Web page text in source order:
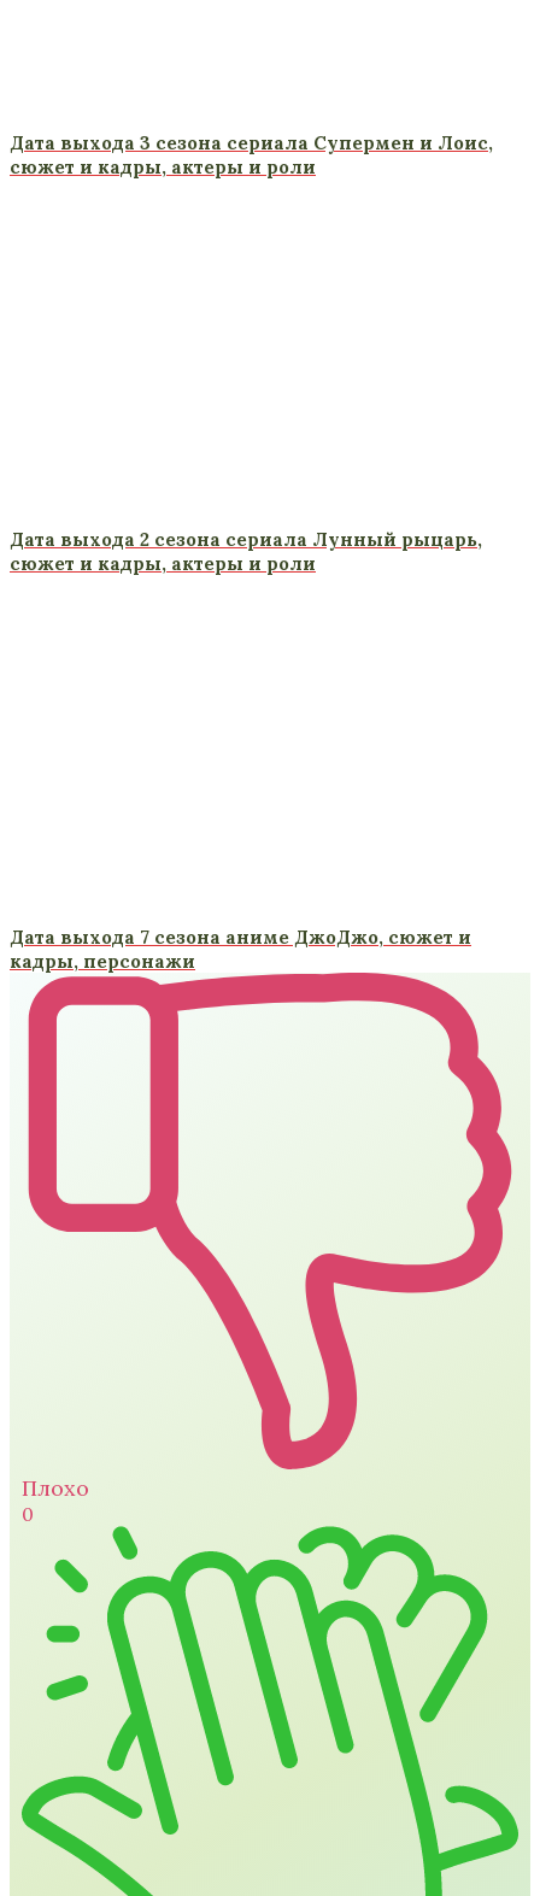
Дата выхода 3 сезона сериала Супермен и Лоис,
сюжет и кадры, актеры и роли
Дата выхода 2 сезона сериала Лунный рыцарь,
сюжет и кадры, актеры и роли
Дата выхода 7 сезона аниме ДжоДжо, сюжет и
кадры, персонажи
Плохо
0